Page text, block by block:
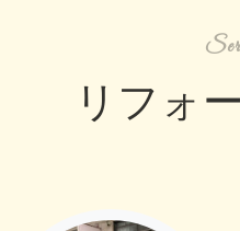
リフォ